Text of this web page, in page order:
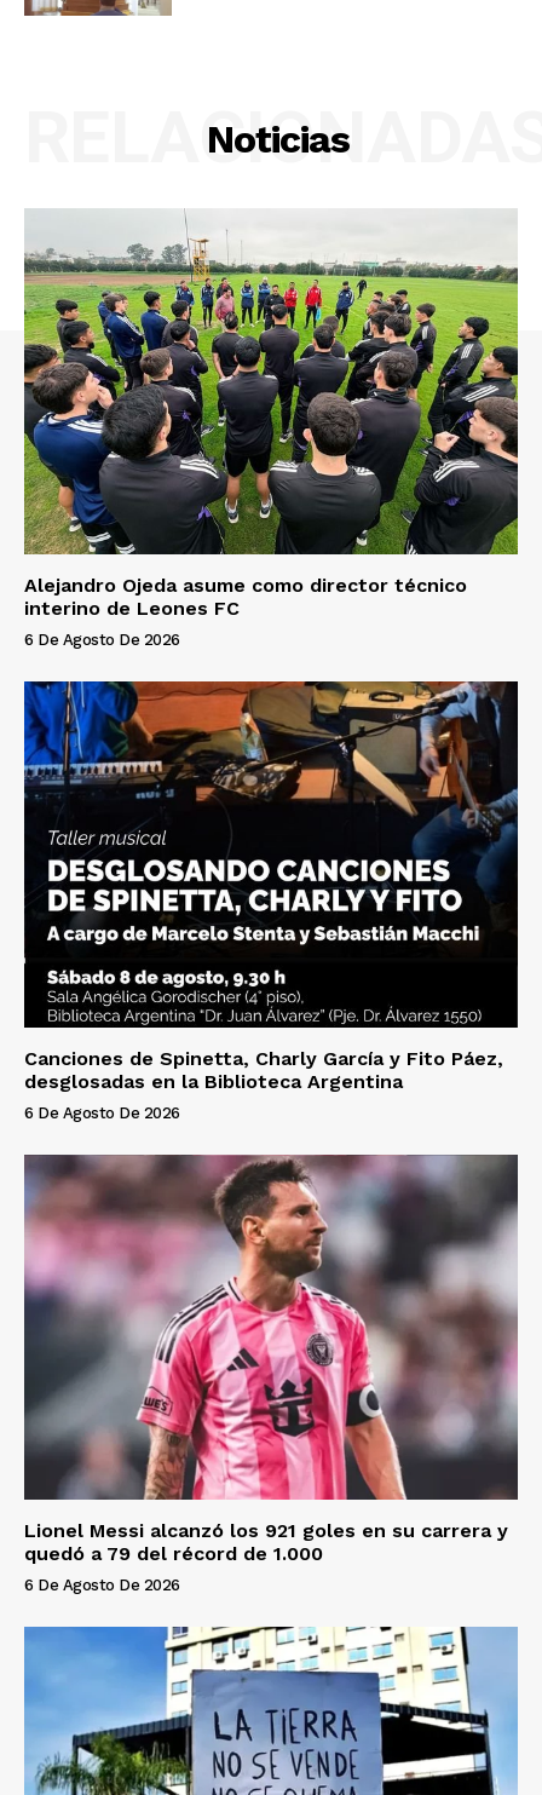
Noticias
Alejandro Ojeda asume como director técnico
interino de Leones FC
6 De Agosto De 2026
Canciones de Spinetta, Charly García y Fito Páez,
desglosadas en la Biblioteca Argentina
6 De Agosto De 2026
Lionel Messi alcanzó los 921 goles en su carrera y
quedó a 79 del récord de 1.000
6 De Agosto De 2026